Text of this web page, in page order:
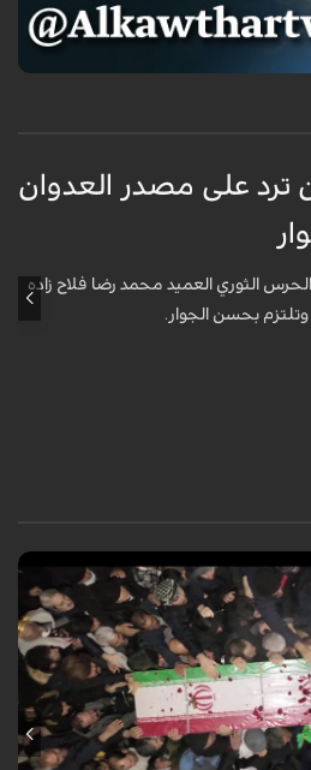
ترد على مصدر العدوان
الثوري العميد محمد رضا فلاح زاده
وتلتزم بحسن الجوار.
المسلسل أخضر، أبيض، أحمر الايراني ياتيكم يوم الجمعة عند الساعة 22:30
بتوقيت مكة المكرمة ويعاد في الاوقات التالية 5:00 و12:05 بتوقيت مكة